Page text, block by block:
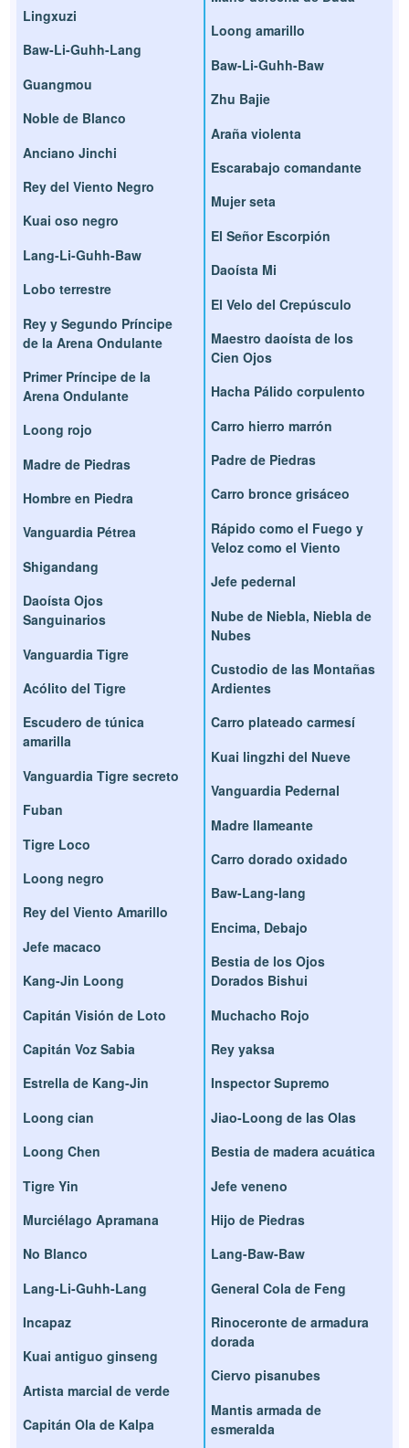
Lingxuzi
Baw-Li-Guhh-Lang
Guangmou
Noble de Blanco
Anciano Jinchi
Rey del Viento Negro
Kuai oso negro
Lang-Li-Guhh-Baw
Lobo terrestre
Rey y Segundo Príncipe
de la Arena Ondulante
Primer Príncipe de la
Arena Ondulante
Loong rojo
Madre de Piedras
Hombre en Piedra
Vanguardia Pétrea
Shigandang
Daoísta Ojos
Sanguinarios
Vanguardia Tigre
Acólito del Tigre
Escudero de túnica
amarilla
Vanguardia Tigre secreto
Fuban
Tigre Loco
Loong negro
Rey del Viento Amarillo
Jefe macaco
Kang-Jin Loong
Capitán Visión de Loto
Capitán Voz Sabia
Estrella de Kang-Jin
Loong cian
Loong Chen
Tigre Yin
Murciélago Apramana
No Blanco
Lang-Li-Guhh-Lang
Incapaz
Kuai antiguo ginseng
Artista marcial de verde
Capitán Ola de Kalpa
Loong amarillo
Baw-Li-Guhh-Baw
Zhu Bajie
Araña violenta
Escarabajo comandante
Mujer seta
El Señor Escorpión
Daoísta Mi
El Velo del Crepúsculo
Maestro daoísta de los
Cien Ojos
Hacha Pálido corpulento
Carro hierro marrón
Padre de Piedras
Carro bronce grisáceo
Rápido como el Fuego y
Veloz como el Viento
Jefe pedernal
Nube de Niebla, Niebla de
Nubes
Custodio de las Montañas
Ardientes
Carro plateado carmesí
Kuai lingzhi del Nueve
Vanguardia Pedernal
Madre llameante
Carro dorado oxidado
Baw-Lang-lang
Encima, Debajo
Bestia de los Ojos
Dorados Bishui
Muchacho Rojo
Rey yaksa
Inspector Supremo
Jiao-Loong de las Olas
Bestia de madera acuática
Jefe veneno
Hijo de Piedras
Lang-Baw-Baw
General Cola de Feng
Rinoceronte de armadura
dorada
Ciervo pisanubes
Mantis armada de
esmeralda